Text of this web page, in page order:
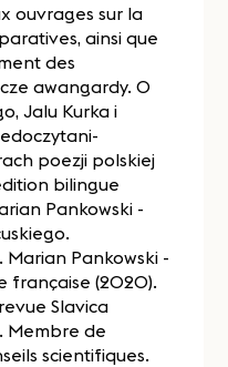
ouvrages sur la
ainsi que
des
awangardy. O
Jalu Kurka i
poezji polskiej
bilingue
Pankowski -
Pankowski -
française (2020).
Slavica
Membre de
scientifiques.